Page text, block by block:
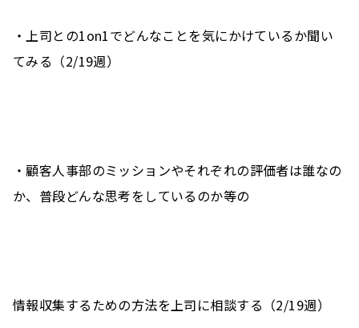
・上司との1on1でどんなことを気にかけているか聞い
てみる（2/19週）
・顧客人事部のミッションやそれぞれの評価者は誰なの
か、普段どんな思考をしているのか等の
情報収集するための方法を上司に相談する（2/19週）